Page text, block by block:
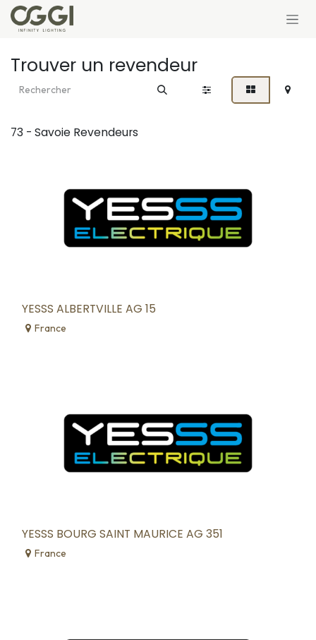
Se rendre au contenu
Trouver un revendeur
73 - Savoie Revendeurs
YESSS ALBERTVILLE AG 15
France
YESSS BOURG SAINT MAURICE AG 351
France